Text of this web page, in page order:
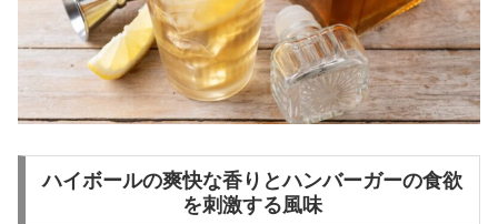
ハイボールの爽快な香りとハンバーガーの食欲
を刺激する風味